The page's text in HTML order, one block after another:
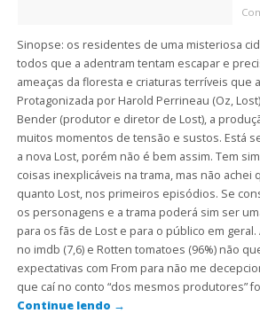
Sinopse: os residentes de uma misteriosa
todos que a adentram tentam escapar e
ameaças da floresta e criaturas terríveis que
Protagonizada por Harold Perrineau (Oz,
Bender (produtor e diretor de Lost), a
muitos momentos de tensão e sustos. Está
a nova Lost, porém não é bem assim. Tem
coisas inexplicáveis na trama, mas não achei
quanto Lost, nos primeiros episódios. Se
os personagens e a trama poderá sim ser
para os fãs de Lost e para o público em
no imdb (7,6) e Rotten tomatoes (96%) não
expectativas com From para não me
que caí no conto “dos mesmos produtores”
Continue lendo →